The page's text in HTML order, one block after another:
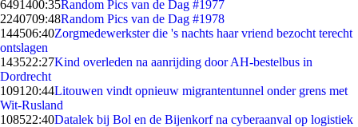
6491400:35Random Pics van de Dag #1977
2240709:48Random Pics van de Dag #1978
144506:40Zorgmedewerkster die 's nachts haar vriend bezocht terecht
ontslagen
143522:27Kind overleden na aanrijding door AH-bestelbus in
Dordrecht
1091 20:44Litouwen vindt opnieuw migrantentunnel onder grens met
Wit-Rusland
108522:40Datalek bij Bol en de Bijenkorf na cyberaanval op logistiek